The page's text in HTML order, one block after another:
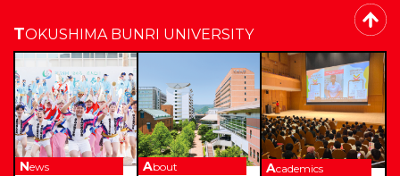
TOKUSHIMA BUNRI UNIVERSITY
News About Academics